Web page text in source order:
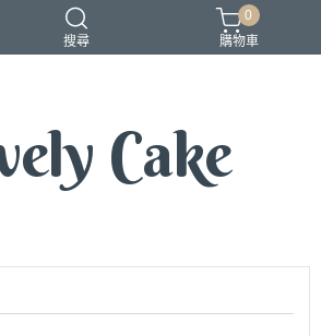
搜尋
0
購物車
Cake